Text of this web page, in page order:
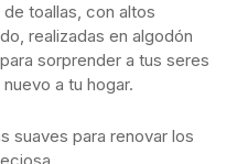
toallas, con altos
realizadas en algodón
sorprender a tus seres
a tu hogar.
suaves para renovar los